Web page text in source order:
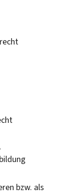
bzw. als